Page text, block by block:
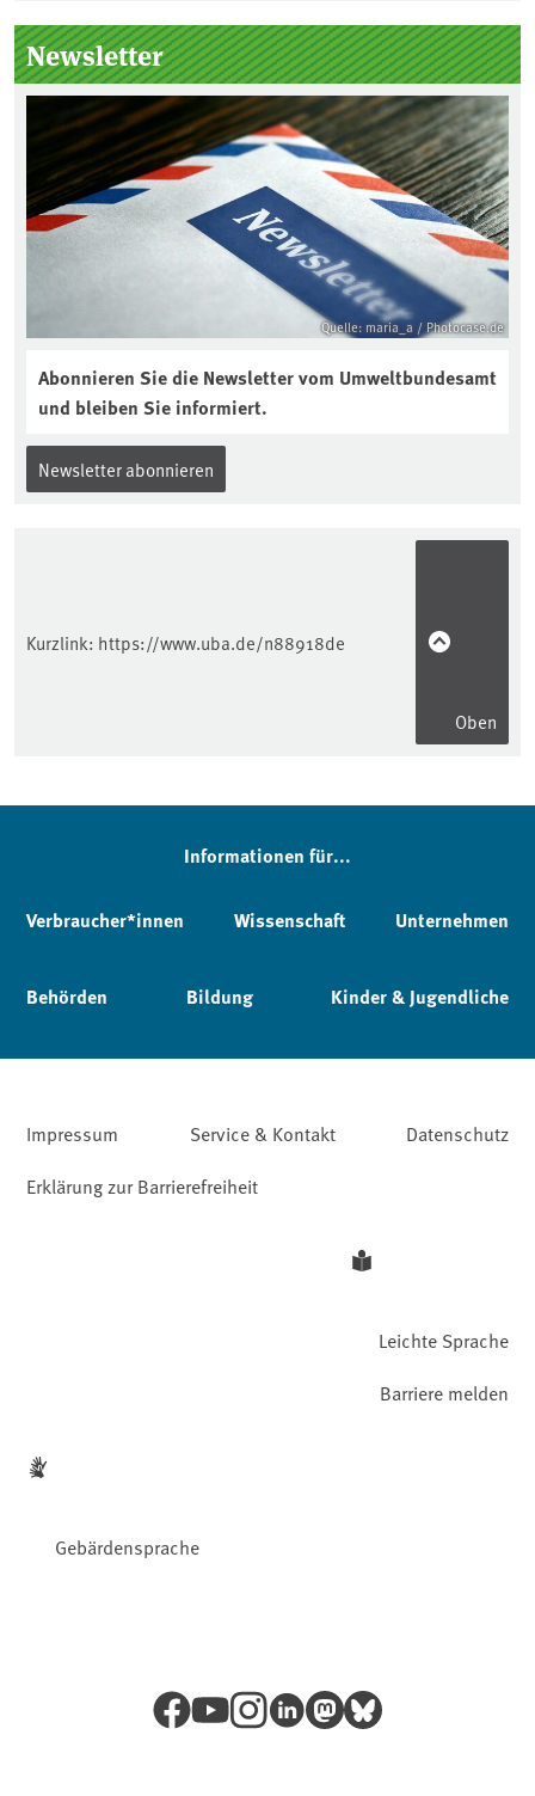
Kuratorium, wie wird der Boden des
Jahres ausgewählt und was passiert
eigentlich während eines solchen
Bodenjahres? Infos dazu gibt es im
aktuellen Podcast „Soilcast“. Jetzt
reinhören:
https://soilcast.de/interview/sc202-
interview-die-kuer-der-krume/
Newsletter
Quelle: maria_a / Photocase.de
Abonnieren Sie die Newsletter vom Umweltbundesamt
und bleiben Sie informiert.
Newsletter abonnieren
Kurzlink: https://www.uba.de/n88918de
Oben
Informationen für...
Verbraucher*innen Wissenschaft Unternehmen
Behörden Bildung Kinder & Jugendliche
Impressum Service & Kontakt
Datenschutz
Erklärung zur Barrierefreiheit
Leichte Sprache
Gebärdensprache
Barriere melden